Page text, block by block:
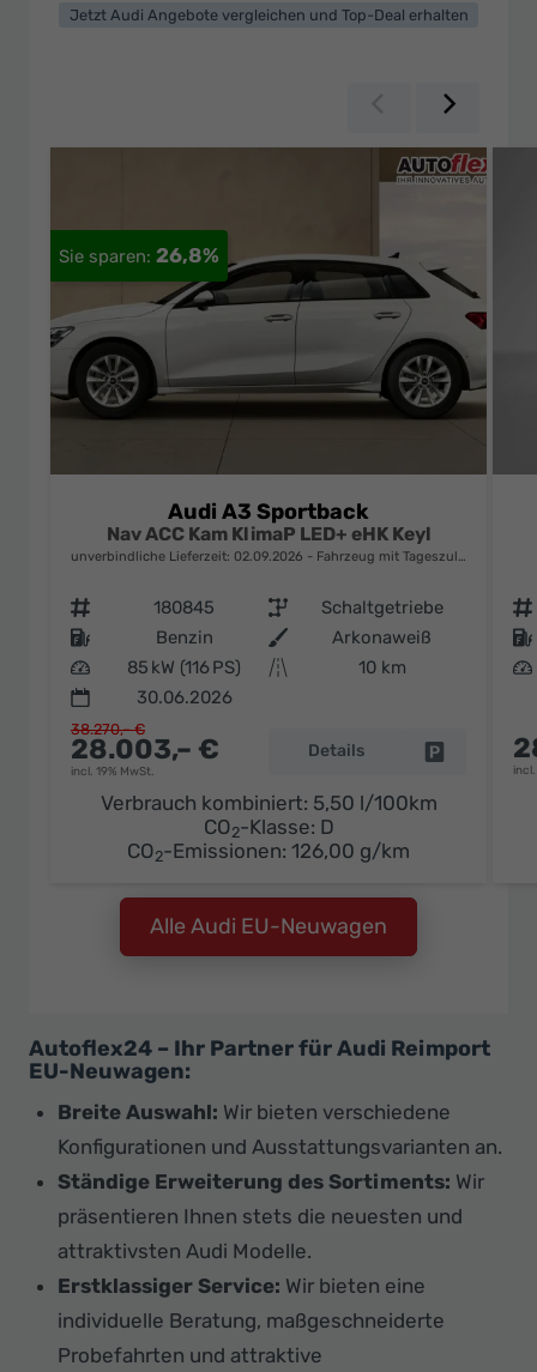
Jetzt Audi Angebote vergleichen und Top-Deal erhalten
Zurück
26,8%
Audi A3 Sportback
Nav ACC Kam KlimaP LED+ eHK Keyl
unverbindliche Lieferzeit: 02.09.2026 Fahrzeug mit Tageszulassung
Fahrzeugnr. 180845 Getriebe
Schaltgetriebe
Kraftstoff
Benzin Außenfarbe
Arkonaweiß
Leistung
85 kW (116 PS) Kilometerstand
10 km
30.06.2026
28.003,– €
incl. 19% MwSt.
38.270,– €
Details Fahrzeug
Verbrauch kombiniert: 5,50 l/100km
CO2-Klasse: D
CO2-Emissionen: 126,00 g/km
Fahrzeugnr.
Kraftstoff
Leistung
Alle Audi EU-Neuwagen
Autoflex24 – Ihr Partner für Audi Reimport
EU-Neuwagen:
Breite Auswahl: Wir bieten verschiedene
Konfigurationen und Ausstattungsvarianten an.
Ständige Erweiterung des Sortiments: Wir
präsentieren Ihnen stets die neuesten und
attraktivsten Audi Modelle.
Erstklassiger Service: Wir bieten eine
individuelle Beratung, maßgeschneiderte
Probefahrten und attraktive